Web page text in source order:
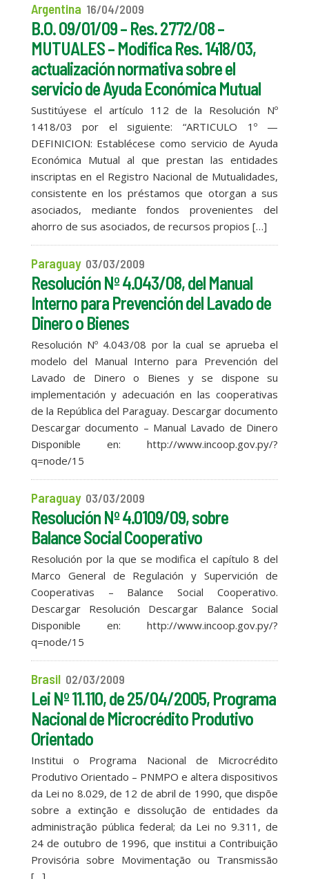
Argentina 16/04/2009
B.O. 09/01/09 – Res. 2772/08 –
MUTUALES – Modifica Res. 1418/03,
actualización normativa sobre el
servicio de Ayuda Económica Mutual
Sustitúyese el artículo 112 de la Resolución Nº
1418/03 por el siguiente: “ARTICULO 1º —
DEFINICION: Establécese como servicio de Ayuda
Económica Mutual al que prestan las entidades
inscriptas en el Registro Nacional de Mutualidades,
consistente en los préstamos que otorgan a sus
asociados, mediante fondos provenientes del
ahorro de sus asociados, de recursos propios […]
Paraguay 03/03/2009
Resolución Nº 4.043/08, del Manual
Interno para Prevención del Lavado de
Dinero o Bienes
Resolución Nº 4.043/08 por la cual se aprueba el
modelo del Manual Interno para Prevención del
Lavado de Dinero o Bienes y se dispone su
implementación y adecuación en las cooperativas
de la República del Paraguay. Descargar documento
Descargar documento – Manual Lavado de Dinero
Disponible en: http://www.incoop.gov.py/?
q=node/15
Paraguay 03/03/2009
Resolución Nº 4.0109/09, sobre
Balance Social Cooperativo
Resolución por la que se modifica el capítulo 8 del
Marco General de Regulación y Supervición de
Cooperativas – Balance Social Cooperativo.
Descargar Resolución Descargar Balance Social
Disponible en: http://www.incoop.gov.py/?
q=node/15
Brasil 02/03/2009
Lei Nº 11.110, de 25/04/2005, Programa
Nacional de Microcrédito Produtivo
Orientado
Institui o Programa Nacional de Microcrédito
Produtivo Orientado – PNMPO e altera dispositivos
da Lei no 8.029, de 12 de abril de 1990, que dispõe
sobre a extinção e dissolução de entidades da
administração pública federal; da Lei no 9.311, de
24 de outubro de 1996, que institui a Contribuição
Provisória sobre Movimentação ou Transmissão
[…]